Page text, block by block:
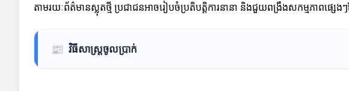
តាមរយៈព័ត៌មានស្លុតថ្មី ប្រជាជនអាចរៀបចំប្រតិបត្តិការនានា និងជួយពង្រឹងសកម្មភាពផ្
📰 វិធីសាស្ត្រចូលប្រាក់